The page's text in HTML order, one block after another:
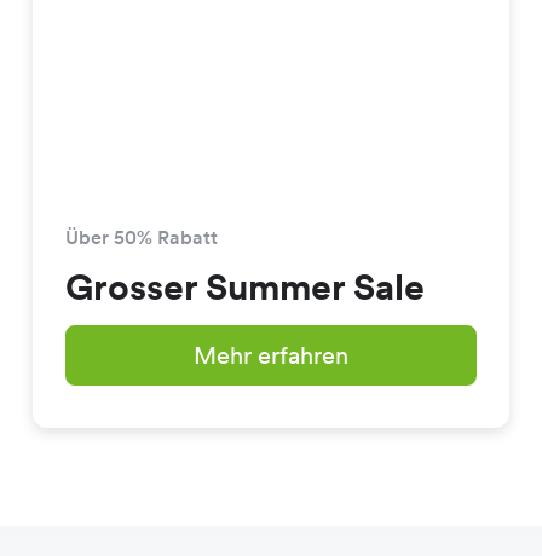
Über 50% Rabatt
Grosser Summer Sale
Mehr erfahren